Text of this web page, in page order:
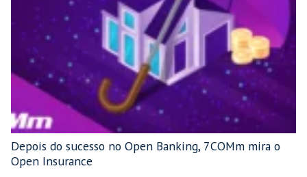
Depois do sucesso no Open Banking, 7COMm mira o
Open Insurance